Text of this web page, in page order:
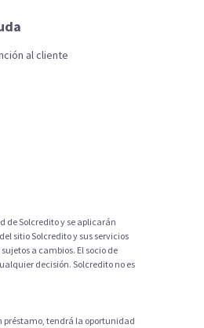
al cliente
de Solcredito y se aplicarán
sitio Solcredito y sus servicios
a cambios. El socio de
decisión. Solcredito no es
préstamo, tendrá la oportunidad